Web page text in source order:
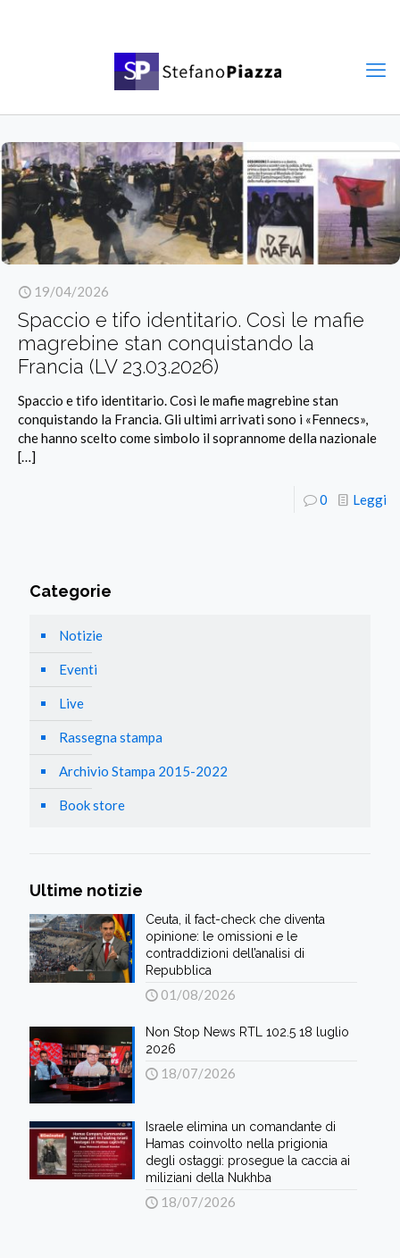
19/04/2026
Spaccio e tifo identitario. Così le mafie
magrebine stan conquistando la
Francia (LV 23.03.2026)
Spaccio e tifo identitario. Così le mafie magrebine stan
conquistando la Francia. Gli ultimi arrivati sono i «Fennecs»,
che hanno scelto come simbolo il soprannome della nazionale
[…]
0 Leggi
Categorie
Notizie
Eventi
Live
Rassegna stampa
Archivio Stampa 2015-2022
Book store
Ultime notizie
Ceuta, il fact-check che diventa
opinione: le omissioni e le
contraddizioni dell’analisi di
Repubblica
01/08/2026
Non Stop News RTL 102.5 18 luglio
2026
18/07/2026
Israele elimina un comandante di
Hamas coinvolto nella prigionia
degli ostaggi: prosegue la caccia ai
miliziani della Nukhba
18/07/2026